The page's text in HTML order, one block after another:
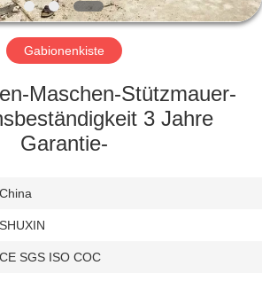
Gabionenkiste
Maschen-Stützmauer-
3 Jahre
Garantie-
China
SHUXIN
CE SGS ISO COC